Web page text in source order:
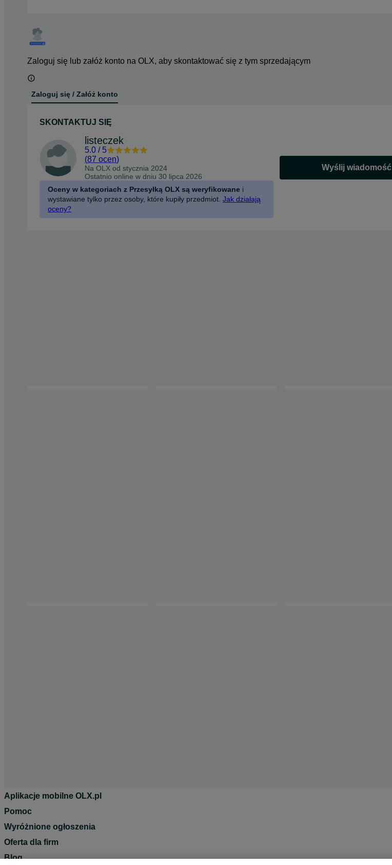
Zaloguj się lub załóż konto na OLX, aby skontaktować się z tym sprzedającym
Zaloguj się / Załóż konto
SKONTAKTUJ SIĘ
listeczek
5.0 / 5
(87 ocen)
Na OLX od stycznia 2024
Ostatnio online w dniu 30 lipca 2026
Oceny w kategoriach z Przesyłką OLX są weryfikowane i
wystawiane tylko przez osoby, które kupiły przedmiot. Jak działają
oceny?
Wyślij wiadomość
Aplikacje mobilne OLX.pl
Pomoc
Wyróżnione ogłoszenia
Oferta dla firm
Blog